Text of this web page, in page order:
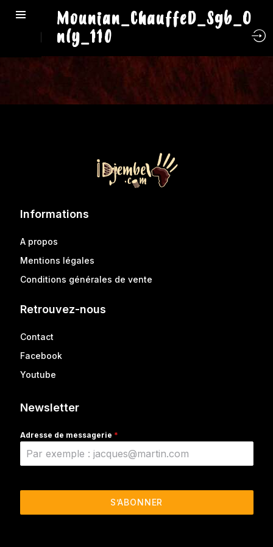
Mounian_ChauffeD_Sgb_O
nly_110
Informations
A propos
Mentions légales
Conditions générales de vente
Retrouvez-nous
Contact
Facebook
Youtube
Newsletter
Adresse de messagerie *
S’ABONNER